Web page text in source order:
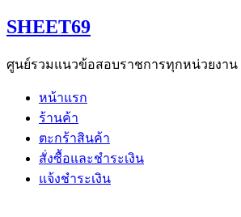
Skip
to
SHEET69
ศูนย์รวมแนวข้อสอบราชการทุกหน่วยงาน
หน้าแรก
ร้านค้า
ตะกร้าสินค้า
สั่งซื้อและชำระเงิน
แจ้งชำระเงิน